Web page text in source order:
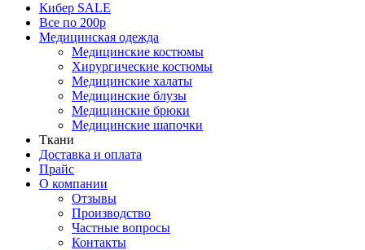
Кибер SALE
Все по 200р
Медицинская одежда
Медицинские костюмы
Хирургические костюмы
Медицинские халаты
Медицинские блузы
Медицинские брюки
Медицинские шапочки
Ткани
Доставка и оплата
Прайс
О компании
Отзывы
Производство
Частные вопросы
Контакты